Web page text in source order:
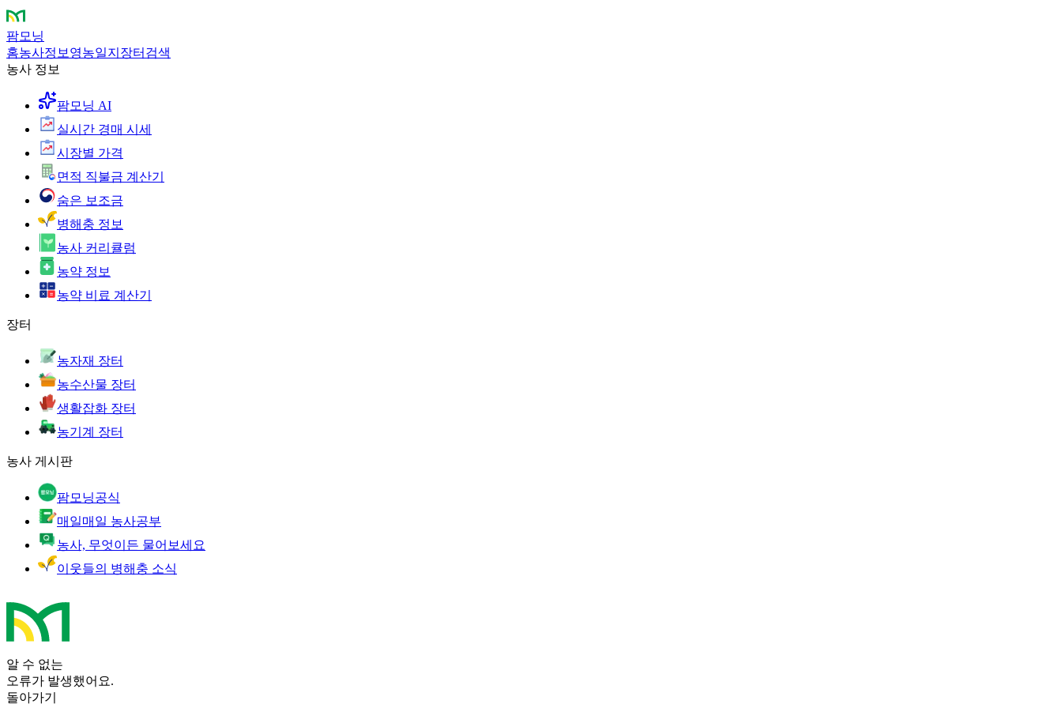
팜모닝
홈농사정보 영농일지 장터 검색
농사 정보
팜모닝 AI
실시간 경매 시세
시장별 가격
면적 직불금 계산기
숨은 보조금
병해충 정보
농사 커리큘럼
농약 정보
농약 비료 계산기
장터
농자재 장터
농수산물 장터
생활잡화 장터
농기계 장터
농사 게시판
팜모닝공식
매일매일 농사공부
농사, 무엇이든 물어보세요
이웃들의 병해충 소식
알 수 없는
오류가 발생했어요.
돌아가기